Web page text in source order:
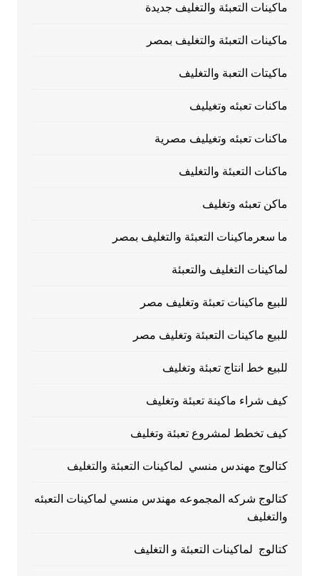
ماكينات التعبئة والتغليف جديدة
ماكينات التعبئة والتغليف بمصر
ماكيتات التعبة والتغليف
ماكنات تعبئه وتغيليف
ماكنات تعبئه وتغيليف مصرية
ماكنات التعبئة والتغليف
ماكن تعبئه وتغليف
ما سعرماكينات التعبئة والتغليف بمصر
لماكينات التغليف والتعبئة
للبيع ماكينات تعبئة وتغليف مصر
للبيع ماكينات التعبئة وتغليف مصر
للبيع خط انتاج تعبئة وتغليف
كيف شراء ماكينة تعبئة وتغليف
كيف تخطط لمشروع تعبئة وتغليف
كتالوج مهندس منسي لماكينات التعبئة والتغليف
كتالوج شركه المجموعه مهندس منسي لماكينات التعبئه
والتغليف
كتالوج لماكينات التعبئة و التغليف